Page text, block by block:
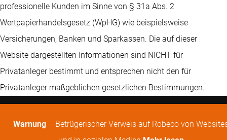
professionelle Kunden im Sinne von § 31a Abs. 2
Wertpapierhandelsgesetz (WpHG) wie beispielsweise
Versicherungen, Banken und Sparkassen. Die auf dieser
Website dargestellten Informationen sind NICHT für
Privatanleger bestimmt und entsprechen nicht den für
Privatanleger maßgeblichen gesetzlichen Bestimmungen.
Warnung – Betrügerischer Verweis auf Robeco von